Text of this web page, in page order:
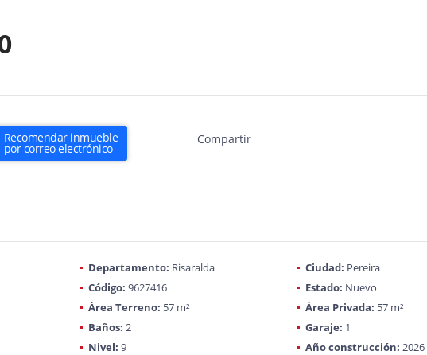
Recomendar inmueble
por correo electrónico
Compartir
Departamento: Risaralda Ciudad: Pereira
Código: 9627416 Estado: Nuevo
Área Terreno: 57 m² Área Privada: 57 m²
Baños: 2 Garaje: 1
Nivel: 9 Año construcción: 2026